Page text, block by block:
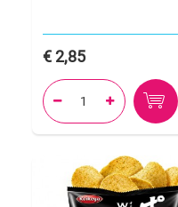
2,85
 